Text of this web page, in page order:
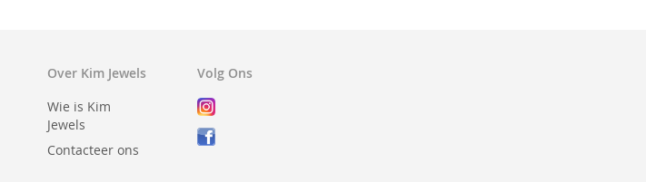
Over Kim Jewels
Wie is Kim
Jewels
Contacteer ons
Volg Ons